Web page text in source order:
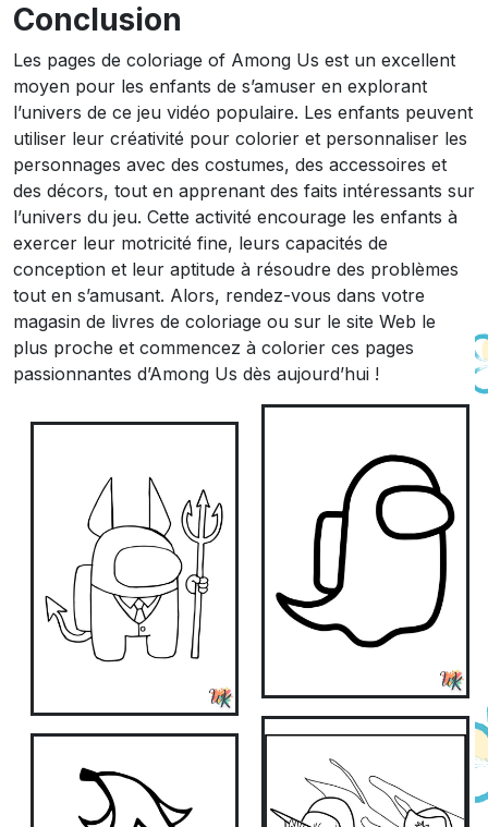
Conclusion
Les pages de coloriage of Among Us est un excellent
moyen pour les enfants de s’amuser en explorant
l’univers de ce jeu vidéo populaire. Les enfants peuvent
utiliser leur créativité pour colorier et personnaliser les
personnages avec des costumes, des accessoires et
des décors, tout en apprenant des faits intéressants sur
l’univers du jeu. Cette activité encourage les enfants à
exercer leur motricité fine, leurs capacités de
conception et leur aptitude à résoudre des problèmes
tout en s’amusant. Alors, rendez-vous dans votre
magasin de livres de coloriage ou sur le site Web le
plus proche et commencez à colorier ces pages
passionnantes d’Among Us dès aujourd’hui !